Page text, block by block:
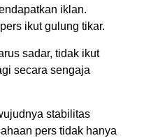
iklan.
ikut gulung tikar.
sadar, tidak ikut
secara sengaja
stabilitas
pers tidak hanya